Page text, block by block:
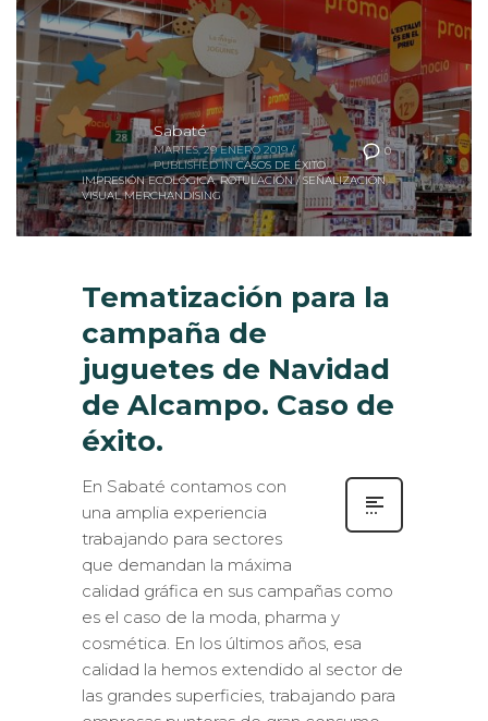
0
Sabaté
MARTES, 29 ENERO 2019 /
PUBLISHED IN CASOS DE ÉXITO
IMPRESIÓN ECOLÓGICA,ROTULACIÓN / SEÑALIZACIÓN ,
VISUAL MERCHANDISING
Tematización para la
campaña de
juguetes de Navidad
de Alcampo. Caso de
éxito.
una amplia experiencia
trabajando para sectores
que demandan la máxima
calidad gráfica en sus campañas como
es el caso de la moda, pharma y
cosmética. En los últimos años, esa
calidad la hemos extendido al sector de
las grandes superficies, trabajando para
empresas punteras de gran consumo